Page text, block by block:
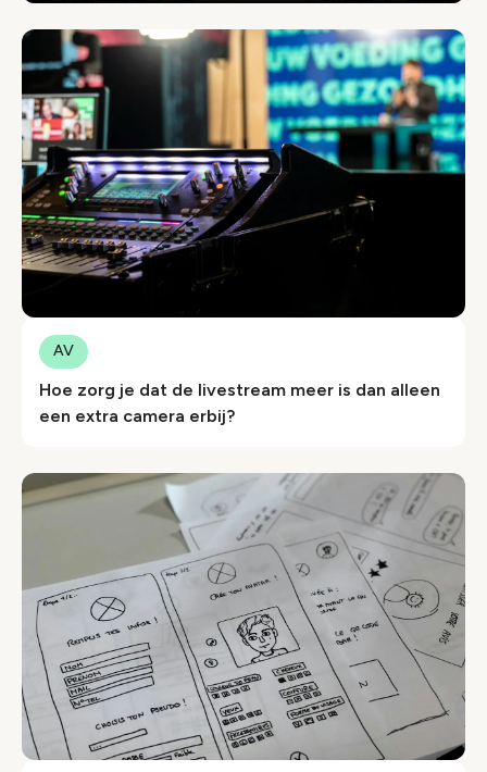
Hoe zorg je dat de livestream meer is dan alleen
een extra camera erbij?
AV